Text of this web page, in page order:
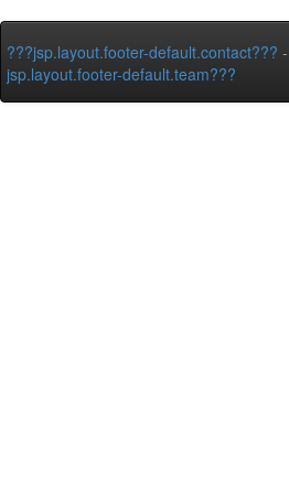
???jsp.layout.footer-default.contact??? -
jsp.layout.footer-default.team???